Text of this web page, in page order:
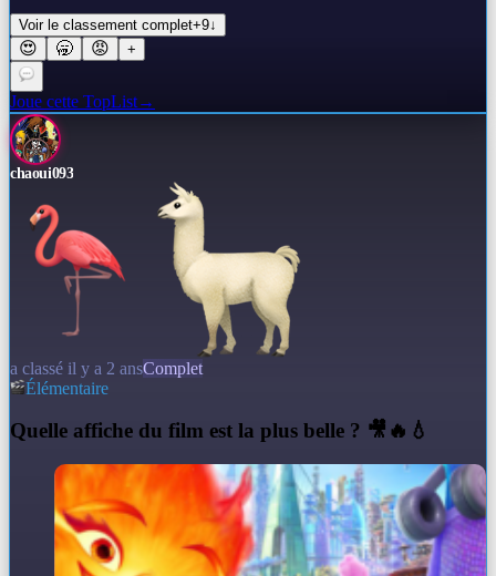
Voir le classement complet+9↓
😍 🥱 😡 +
Joue cette TopList→
chaoui093
a classé il y a 2 ansComplet
Élémentaire
Quelle affiche du film est la plus belle ? 🎥🔥💧